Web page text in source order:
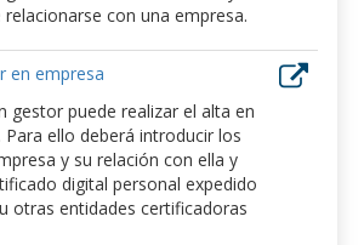
con una empresa.
en empresa
gestor puede realizar el alta en
Para ello deberá introducir los
y su relación con ella y
digital personal expedido
otras entidades certificadoras